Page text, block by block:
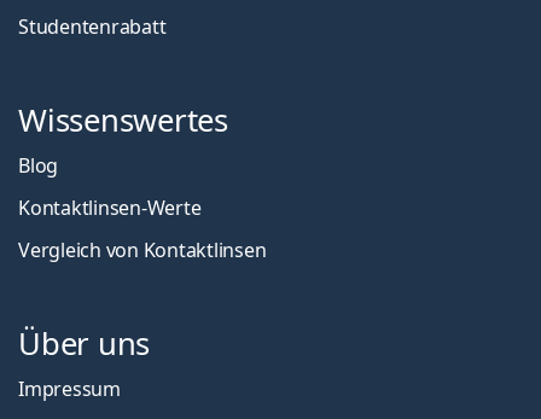
Studentenrabatt
Wissenswertes
Blog
Kontaktlinsen-Werte
Vergleich von Kontaktlinsen
Über uns
Impressum